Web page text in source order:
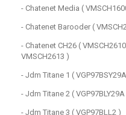
- Chatenet Media (
- Chatenet Barooder (
- Chatenet CH26 (
VMSCH2613 )
- Jdm Titane 1 (
- Jdm Titane 2 ( VGP97BLY29A
- Jdm Titane 3 ( VGP97BLL2 )